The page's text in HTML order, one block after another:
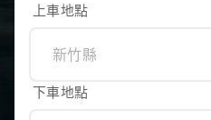
上車地點
下車地點